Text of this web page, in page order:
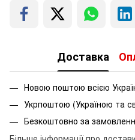
Доставка
Новою поштою всією
Укрпоштою (Україною та
Безкоштовно за